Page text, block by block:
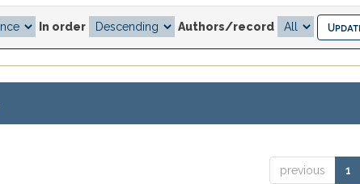
In order Authors/record
previous 1